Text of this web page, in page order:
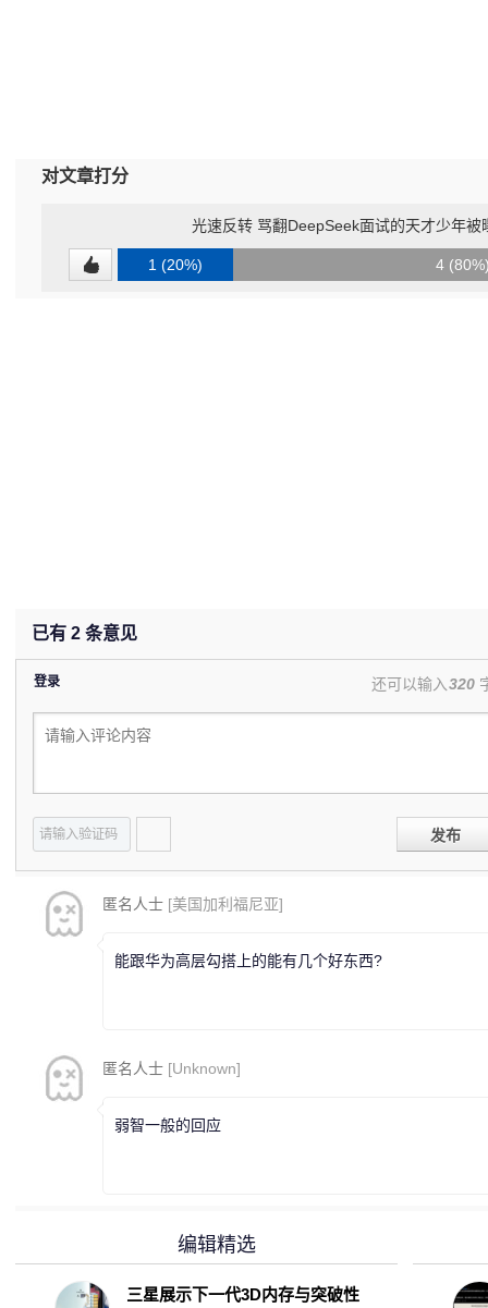
对文章打分
光速反转 骂翻DeepSeek面试的天才少年被
1 (20%) 4
已有 2 条意见
登录 还可以输入320
发布
匿名人士 [美国加利福尼亚]
能跟华为高层勾搭上的能有几个好东西?
匿名人士 [Unknown]
弱智一般的回应
编辑精选
三星展示下一代3D内存与突破性